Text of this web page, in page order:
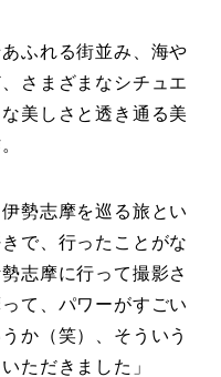
ふれる街並み、海や
さまざまなシチュエ
美しさと透き通る美
勢志摩を巡る旅とい
で、行ったことがな
志摩に行って撮影さ
て、パワーがすごい
か（笑）、そういう
ただきました」